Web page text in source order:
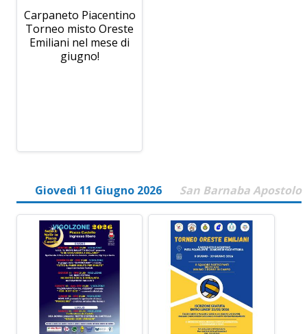
Carpaneto Piacentino
Torneo misto Oreste
Emiliani nel mese di
giugno!
Giovedì 11 Giugno 2026 San Barnaba Apostolo